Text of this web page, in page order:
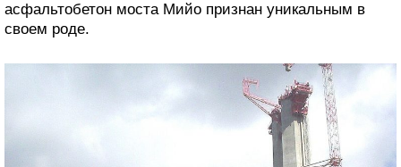
асфальтобетон моста Мийо признан уникальным в
своем роде.